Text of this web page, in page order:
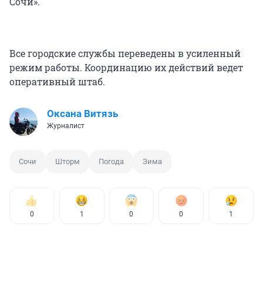
Все городские службы переведены в усиленный
режим работы. Координацию их действий ведет
оперативный штаб.
Оксана Витязь
Журналист
Сочи Шторм Погода Зима
0 1 0 0 1